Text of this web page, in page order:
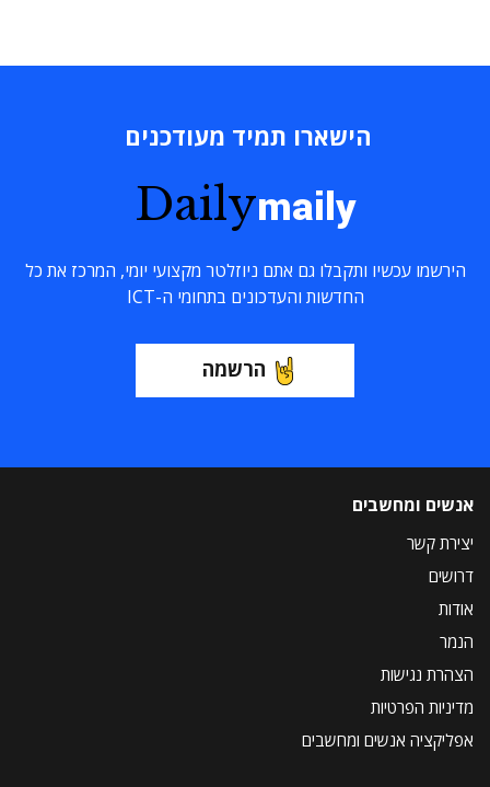
הישארו תמיד מעודכנים
Dailymaily
הירשמו עכשיו ותקבלו גם אתם ניוזלטר מקצועי יומי, המרכז את כל
החדשות והעדכונים בתחומי ה-ICT
הרשמה
אנשים ומחשבים
יצירת קשר
דרושים
אודות
הנמר
הצהרת נגישות
מדיניות הפרטיות
אפליקציה אנשים ומחשבים